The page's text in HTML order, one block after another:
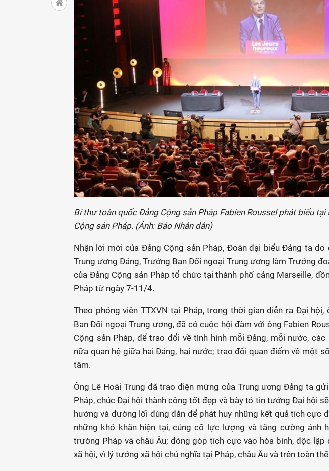
Bí thư toàn quốc Đảng Cộng sản Pháp Fabien Roussel phát biểu
Cộng sản Pháp. (Ảnh: Báo Nhân dân)
Nhận lời mời của Đảng Cộng sản Pháp, Đoàn đại biểu Đảng ta do
Trung ương Đảng, Trưởng Ban Đối ngoại Trung ương làm Trưởng
của Đảng Cộng sản Pháp tổ chức tại thành phố cảng Marseille,
Pháp từ ngày 7-11/4.
Theo phóng viên TTXVN tại Pháp, trong thời gian diễn ra Đại hội,
Ban Đối ngoại Trung ương, đã có cuộc hội đàm với ông Fabien
Cộng sản Pháp, để trao đổi về tình hình mỗi Đảng, mỗi nước,
nữa quan hệ giữa hai Đảng, hai nước; trao đổi quan điểm về một
tâm.
Ông Lê Hoài Trung đã trao điện mừng của Trung ương Đảng ta
Pháp, chúc Đại hội thành công tốt đẹp và bày tỏ tin tưởng Đại hội
hướng và đường lối đúng đắn để phát huy những kết quả tích cực
những khó khăn hiện tại, củng cố lực lượng và tăng cường ảnh
trường Pháp và châu Âu; đóng góp tích cực vào hòa bình, độc lập
xã hội, vì lý tưởng xã hội chủ nghĩa tại Pháp, châu Âu và trên toàn